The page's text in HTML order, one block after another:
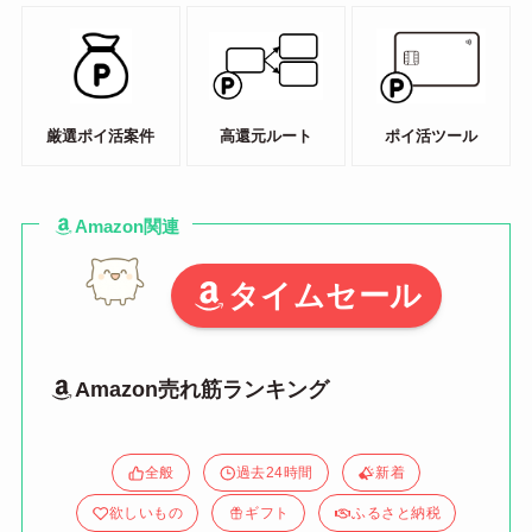
厳選ポイ活案件 高還元ルート ポイ活ツール
Amazon関連
タイムセール
Amazon売れ筋ランキング
全般 過去24時間 新着
欲しいもの ギフト ふるさと納税